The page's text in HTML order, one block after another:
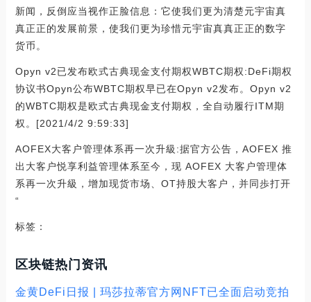
新闻，反倒应当视作正脸信息：它使我们更为清楚元宇宙真
真正正的发展前景，使我们更为珍惜元宇宙真真正正的数字
货币。
Opyn v2已发布欧式古典现金支付期权WBTC期权:DeFi期权
协议书Opyn公布WBTC期权早已在Opyn v2发布。Opyn v2
的WBTC期权是欧式古典现金支付期权，全自动履行ITM期
权。[2021/4/2 9:59:33]
AOFEX大客户管理体系再一次升級:据官方公告，AOFEX 推
出大客户悦享利益管理体系至今，现 AOFEX 大客户管理体
系再一次升級，增加现货市场、OT持股大客户，并同歩打开
“
标签：
区块链热门资讯
金黄DeFi日报 | 玛莎拉蒂官方网NFT已全面启动竞拍